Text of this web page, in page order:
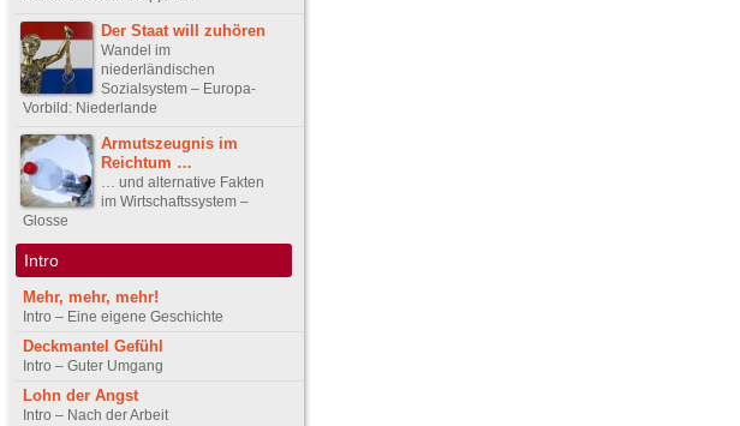
Der Staat will zuhören
Wandel im
niederländischen
Sozialsystem – Europa-
Vorbild: Niederlande
Armutszeugnis im
Reichtum …
… und alternative Fakten
im Wirtschaftssystem –
Glosse
Intro
Mehr, mehr, mehr!
Intro – Eine eigene Geschichte
Deckmantel Gefühl
Intro – Guter Umgang
Lohn der Angst
Intro – Nach der Arbeit